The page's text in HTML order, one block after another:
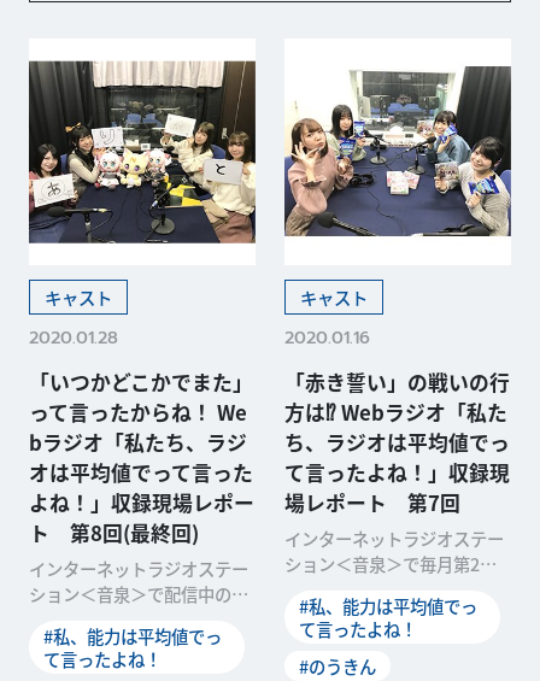
キャスト
2020.01.28
「いつかどこかでまた」
って言ったからね！ We
bラジオ「私たち、ラジ
オは平均値でって言った
よね！」収録現場レポー
ト 第8回(最終回)
インターネットラジオステー
ション＜音泉＞で配信中のW
平均値でって言ったよ
#私、能力は平均値でっ
て言ったよね！
キャスト
2020.01.16
「赤き誓い」の戦いの行
方は⁉ Webラジオ「私た
ち、ラジオは平均値でっ
て言ったよね！」収録現
場レポート 第7回
インターネットラジオステー
ション＜音泉＞で毎月第2・
オ「私たち、ラジオは
#私、能力は平均値でっ
て言ったよね！
#のうきん